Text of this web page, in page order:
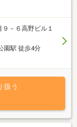
－６高野ビル１
園駅 徒歩4分
扱う